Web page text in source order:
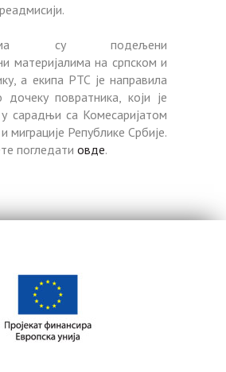
су подељени
материјалима на српском и
а екипа РТС је направила
повратника, који је
у сарадњи са Комесаријатом
миграције Републике Србије.
погледати овде.